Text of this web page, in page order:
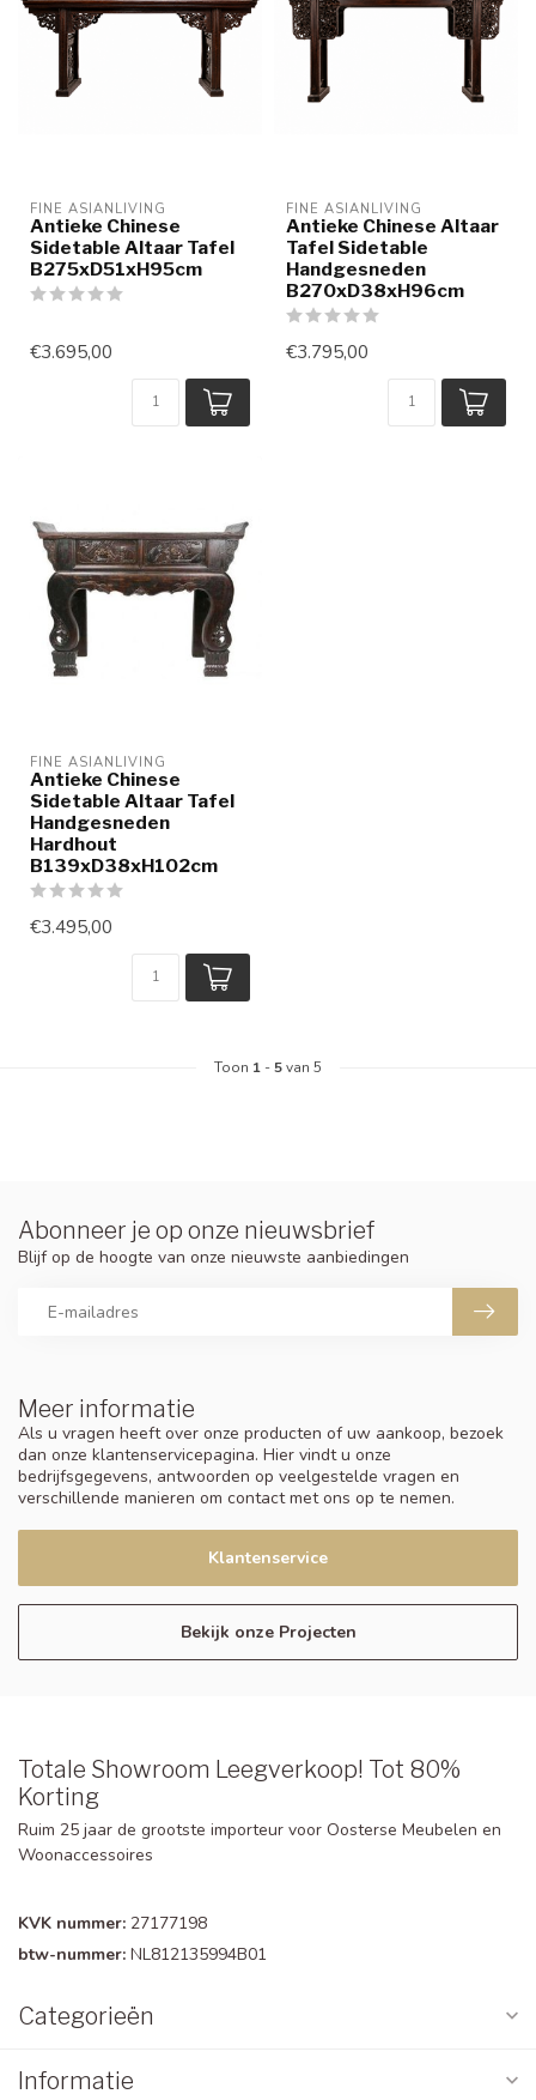
FINE ASIANLIVING
Antieke Chinese
Sidetable Altaar Tafel
B275xD51xH95cm
€3.695,00
FINE ASIANLIVING
Antieke Chinese Altaar
Tafel Sidetable
Handgesneden
B270xD38xH96cm
€3.795,00
FINE ASIANLIVING
Antieke Chinese
Sidetable Altaar Tafel
Handgesneden
Hardhout
B139xD38xH102cm
€3.495,00
Toon 1 -5van 5
Meer informatie
Als u vragen heeft over onze producten of uw aankoop, bezoek
dan onze klantenservicepagina. Hier vindt u onze
bedrijfsgegevens, antwoorden op veelgestelde vragen en
verschillende manieren om contact met ons op te nemen.
Klantenservice
Bekijk onze Projecten
Abonneer je op onze nieuwsbrief
Blijf op de hoogte van onze nieuwste aanbiedingen
Totale Showroom Leegverkoop! Tot 80%
Korting
Ruim 25 jaar de grootste importeur voor Oosterse Meubelen en
Woonaccessoires
KVK nummer: 27177198
btw-nummer: NL812135994B01
Categorieën
Informatie